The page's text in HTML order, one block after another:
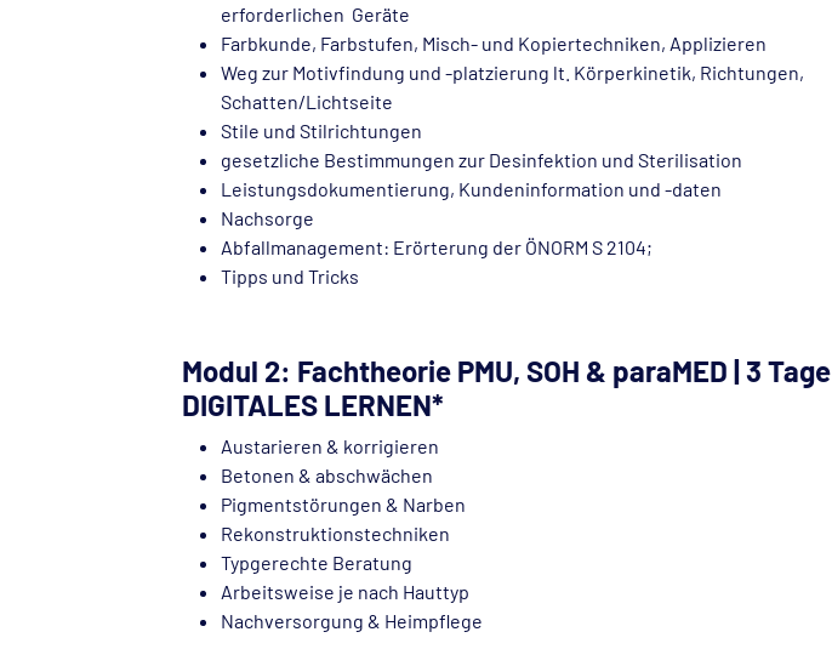
erforderlichen Geräte
Farbkunde, Farbstufen, Misch- und Kopiertechniken, Applizieren
Weg zur Motivfindung und -platzierung lt. Körperkinetik, Richtungen,
Schatten/Lichtseite
Stile und Stilrichtungen
gesetzliche Bestimmungen zur Desinfektion und Sterilisation
Leistungsdokumentierung, Kundeninformation und -daten
Nachsorge
Abfallmanagement: Erörterung der ÖNORM S 2104;
Tipps und Tricks
Modul 2: Fachtheorie PMU, SOH & paraMED | 3 Tage
DIGITALES LERNEN*
Austarieren & korrigieren
Betonen & abschwächen
Pigmentstörungen & Narben
Rekonstruktionstechniken
Typgerechte Beratung
Arbeitsweise je nach Hauttyp
Nachversorgung & Heimpflege